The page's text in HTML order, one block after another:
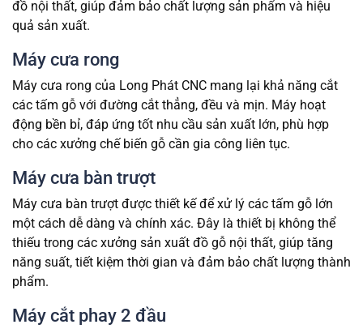
đồ nội thất, giúp đảm bảo chất lượng sản phẩm và hiệu
quả sản xuất.
Máy cưa rong
Máy cưa rong của Long Phát CNC mang lại khả năng cắt
các tấm gỗ với đường cắt thẳng, đều và mịn. Máy hoạt
động bền bỉ, đáp ứng tốt nhu cầu sản xuất lớn, phù hợp
cho các xưởng chế biến gỗ cần gia công liên tục.
Máy cưa bàn trượt
Máy cưa bàn trượt được thiết kế để xử lý các tấm gỗ lớn
một cách dễ dàng và chính xác. Đây là thiết bị không thể
thiếu trong các xưởng sản xuất đồ gỗ nội thất, giúp tăng
năng suất, tiết kiệm thời gian và đảm bảo chất lượng thành
phẩm.
Máy cắt phay 2 đầu